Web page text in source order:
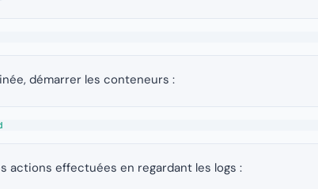
démarrer les conteneurs :
actions effectuées en regardant les logs :